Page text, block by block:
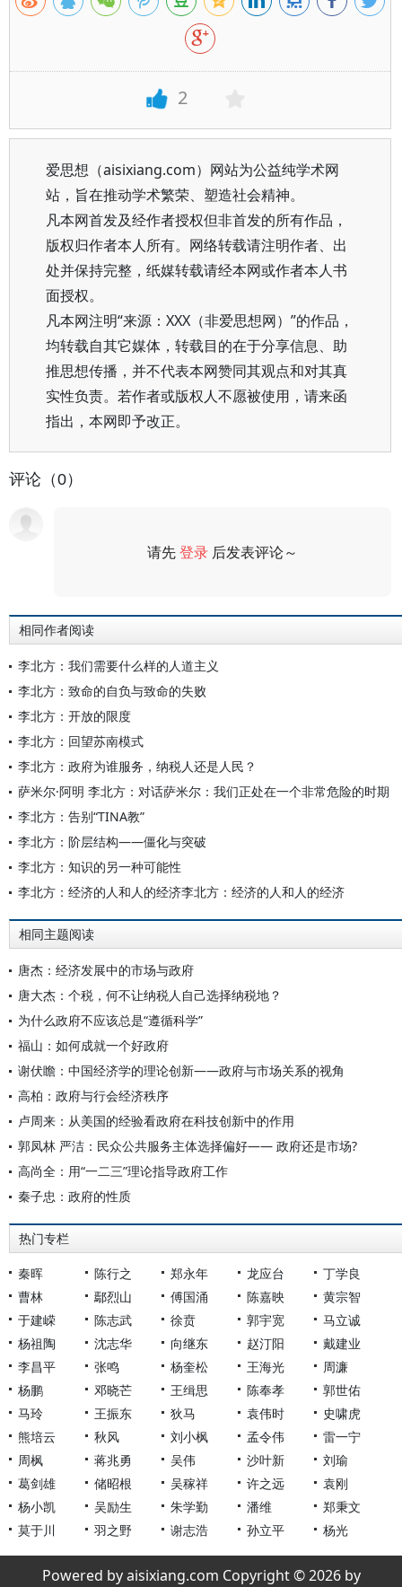
2
爱思想（aisixiang.com）网站为公益纯学术网
站，旨在推动学术繁荣、塑造社会精神。
凡本网首发及经作者授权但非首发的所有作品，
版权归作者本人所有。网络转载请注明作者、出
处并保持完整，纸媒转载请经本网或作者本人书
面授权。
凡本网注明“来源：XXX（非爱思想网）”的作品，
均转载自其它媒体，转载目的在于分享信息、助
推思想传播，并不代表本网赞同其观点和对其真
实性负责。若作者或版权人不愿被使用，请来函
指出，本网即予改正。
评论（0）
请先登录 后发表评论～
相同作者阅读
李北方：我们需要什么样的人道主义
李北方：致命的自负与致命的失败
李北方：开放的限度
李北方：回望苏南模式
李北方：政府为谁服务，纳税人还是人民？
萨米尔·阿明 李北方：对话萨米尔：我们正处在一个非常危险的时期
李北方：告别“TINA教”
李北方：阶层结构——僵化与突破
李北方：知识的另一种可能性
李北方：经济的人和人的经济李北方：经济的人和人的经济
相同主题阅读
唐杰：经济发展中的市场与政府
唐大杰：个税，何不让纳税人自己选择纳税地？
为什么政府不应该总是“遵循科学”
福山：如何成就一个好政府
谢伏瞻：中国经济学的理论创新——政府与市场关系的视角
高柏：政府与行会经济秩序
卢周来：从美国的经验看政府在科技创新中的作用
郭凤林 严洁：民众公共服务主体选择偏好—— 政府还是市场?
高尚全：用“一二三”理论指导政府工作
秦子忠：政府的性质
热门专栏
秦晖 陈行之 郑永年 龙应台
丁学良
曹林
鄢烈山 傅国涌 陈嘉映
黄宗智
于建嵘
陈志武 徐贲 郭宇宽
马立诚
杨祖陶
沈志华 向继东 赵汀阳
戴建业
李昌平
张鸣 杨奎松 王海光
周濂
杨鹏
邓晓芒 王缉思 陈奉孝
郭世佑
马玲
王振东 狄马 袁伟时
史啸虎
熊培云
秋风 刘小枫 孟令伟
雷一宁
周枫
蒋兆勇 吴伟 沙叶新
刘瑜
葛剑雄
储昭根 吴稼祥 许之远
袁刚
杨小凯
吴励生 朱学勤 潘维
郑秉文
莫于川
羽之野 谢志浩 孙立平 杨光
Powered by aisixiang.com Copyright © 2026 by